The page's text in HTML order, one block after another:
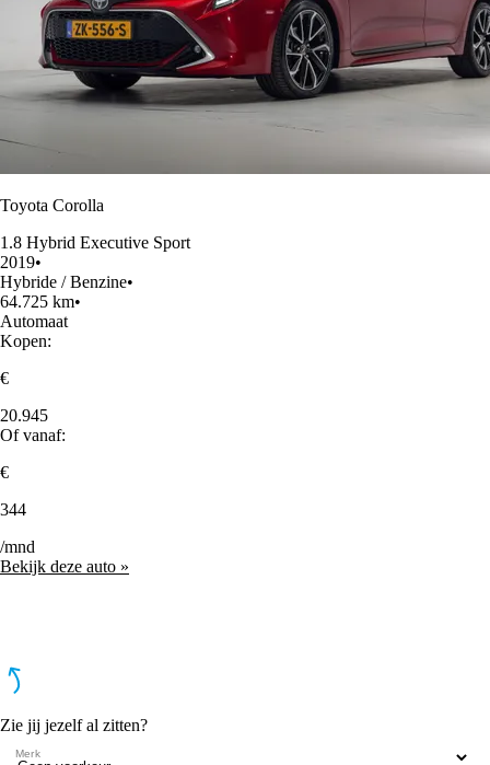
Toyota Corolla
1.8 Hybrid Executive Sport
2019•
Hybride / Benzine•
64.725 km•
Automaat
Kopen:
€
20.945
Of vanaf:
€
344
/mnd
Bekijk deze auto »
Zie jij jezelf al zitten?
Merk